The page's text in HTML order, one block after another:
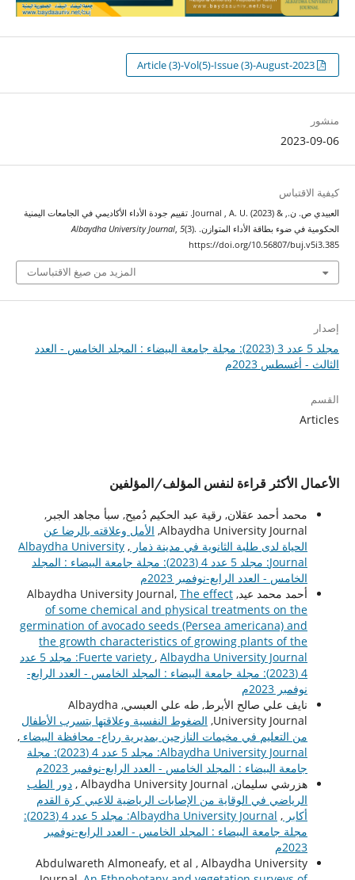
Article (3)-Vol(5)-Issue (3)-August-2023
منشور
2023-09-06
كيفية الاقتباس
العبيدي ص. ن., & Journal , A. U. (2023). تقييم جودة الأداء الأكاديمي في الجامعات اليمنية
الحكومية في ضوء بطاقة الأداء المتوازن.
Albaydha University Journal 5(3).
https://doi.org/10.56807/buj.v5i3.385
المزيد من صيغ الاقتباسات
إصدار
مجلد 5 عدد 3 (2023): مجلة جامعة البيضاء : المجلد الخامس - العدد
الثالث - أغسطس 2023م
القسم
Articles
الأعمال الأكثر قراءة لنفس المؤلف/المؤلفين
محمد أحمد عقلان, رقية عبد الحكيم دُميح, سبأ مجاهد الجبر,
Albaydha University Journal, الأمل وعلاقته بالرضا عن
الحياة لدى طلبة الثانوية في مدينة ذمار ,
Albaydha University
Journal: مجلد 5 عدد 4 (2023): مجلة جامعة البيضاء : المجلد
الخامس - العدد الرابع-نوفمبر 2023م
أحمد محمد عيد, Albaydha University Journal, The effect
of some chemical and physical treatments on the
germination of avocado seeds (Persea americana) and
the growth characteristics of growing plants of the
Fuerte variety,
Albaydha University Journal: مجلد 5 عدد
4 (2023): مجلة جامعة البيضاء : المجلد الخامس - العدد الرابع-
نوفمبر 2023م
نايف علي صالح الأبرط, طه علي العبسي, Albaydha
University Journal, الضغوط النفسية وعلاقتها بتسرب الأطفال
من التعليم في مخيمات النازحين بمديرية رداع- محافظة البيضاء ,
Albaydha University Journal: مجلد 5 عدد 4 (2023): مجلة
جامعة البيضاء : المجلد الخامس - العدد الرابع-نوفمبر 2023م
هزرشي سليمان, Albaydha University Journal ,
دور الطب
الرياضي في الوقاية من الإصابات الرياضية للاعبي كرة القدم
أكابر ,
Albaydha University Journal: مجلد 5 عدد 4 (2023):
مجلة جامعة البيضاء : المجلد الخامس - العدد الرابع-نوفمبر
2023م
Abdulwareth Almoneafy, et al , Albaydha University